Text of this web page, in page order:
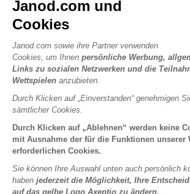
Janod.com und
Cookies
Janod.com sowie ihre Partner verwenden
Cookies, um Ihnen persönliche Werbung,
Links zu sozialen Netzwerken und die
Wettspielen anzubieten.
Durch Klicken auf „Einverstanden“ genehmigen
sämtlicher Cookies.
Durch Klicken auf „Ablehnen“ werden keine
mit Ausnahme der für die Funktionen unserer
erforderlichen Cookies.
Sie können Ihre Auswahl unten auch persönlich
haben jederzeit die Möglichkeit, Ihre
auf das gelbe Logo Axeptio zu ändern.
Händler
Persönliche daten
Cookies
Nutzungsbedingungen #YesJanod
Die Geschichte
Unsere Expertise
CSR-Verpflichtungen
Was ist FSC®?
UNSERE LEISTUNGEN
Sicheres Bezahlen
Lieferbedingungen
Spielregeln und Anleitungen
Lose Stücke
Kinderaktivitäten zum Download
PROFESSIONAL
Pressekontakte